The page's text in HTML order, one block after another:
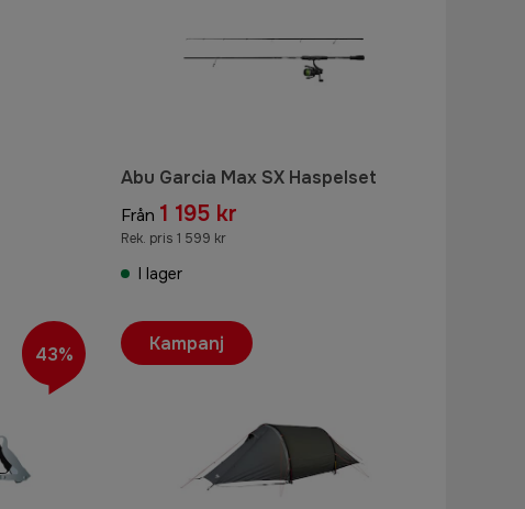
Abu Garcia Max SX Haspelset
Från 1 195 kr
Rek. pris 1 599 kr
I lager
43% Kampanj